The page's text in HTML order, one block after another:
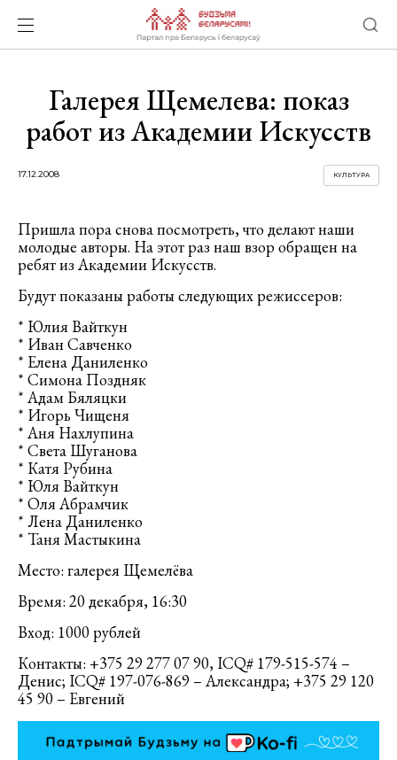
Галерея Щемелева: показ
работ из Академии Искусств
17.12.2008 КУЛЬТУРА
Пришла пора снова посмотреть, что делают наши
молодые авторы. На этот раз наш взор обращен на
ребят из Академии Искусств.
Будут показаны работы следующих режиссеров:
* Юлия Вайткун
* Иван Савченко
* Елена Даниленко
* Симона Поздняк
* Адам Бяляцки
* Игорь Чищеня
* Аня Нахлупина
* Света Шуганова
* Катя Рубина
* Юля Вайткун
* Оля Абрамчик
* Лена Даниленко
* Таня Мастыкина
Место: галерея Щемелёва
Время: 20 декабря, 16:30
Вход: 1000 рублей
Контакты: +375 29 277 07 90, ICQ# 179-515-574 –
Денис; ICQ# 197-076-869 – Александра; +375 29 120
45 90 – Евгений